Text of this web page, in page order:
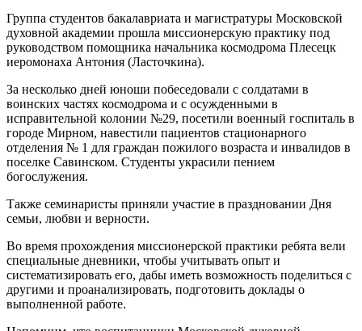
Группа студентов бакалавриата и магистратуры Московской
духовной академии прошла миссионерскую практику под
руководством помощника начальника космодрома Плесецк
иеромонаха Антония (Ласточкина).
За несколько дней юноши побеседовали с солдатами в
воинских частях космодрома и с осужденными в
исправительной колонии №29, посетили военный госпиталь в
городе Мирном, навестили пациентов стационарного
отделения № 1 для граждан пожилого возраста и инвалидов в
поселке Савинском. Студенты украсили пением
богослужения.
Также семинаристы приняли участие в праздновании Дня
семьи, любви и верности.
Во время прохождения миссионерской практики ребята вели
специальные дневники, чтобы учитывать опыт и
систематизировать его, дабы иметь возможность поделиться с
другими и проанализировать, подготовить доклады о
выполненной работе.